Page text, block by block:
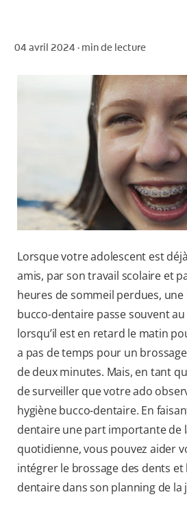
04 avril 2024 · min de lecture
Lorsque votre adolescent est
amis, par son travail scolaire et
heures de sommeil perdues,
bucco-dentaire passe souvent
lorsqu’il est en retard le matin
a pas de temps pour un
de deux minutes. Mais, en tant
de surveiller que votre ado
hygiène bucco-dentaire. En
dentaire une part importante de
quotidienne, vous pouvez aider
intégrer le brossage des dents et
dentaire dans son planning de la